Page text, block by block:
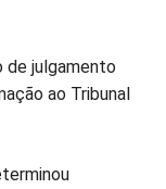
de julgamento
ao Tribunal